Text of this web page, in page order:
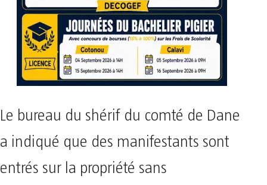
Le bureau du shérif du comté de Dane
a indiqué que des manifestants sont
entrés sur la propriété sans